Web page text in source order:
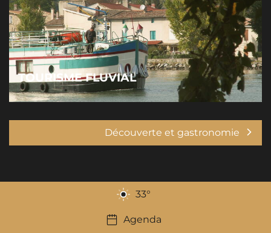
TOURISME FLUVIAL
Découverte et gastronomie
33°
Agenda